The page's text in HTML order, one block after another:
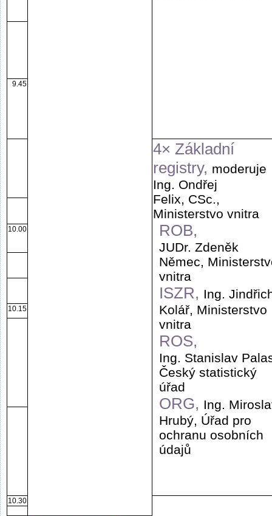
9.45
4× Základní
registry, moderuje
Ing. Ondřej
Felix, CSc.,
Ministerstvo vnitra
ROB,
JUDr. Zdeněk
Němec,
vnitra
ISZR, Ing.
Kolář, Ministerstvo
vnitra
ROS,
Ing. Stanislav
Český statistický
úřad
ORG, Ing.
Hrubý, Úřad pro
ochranu osobních
údajů
10.00
10.15
10.30